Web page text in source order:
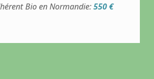
Bio en Normandie:550 €